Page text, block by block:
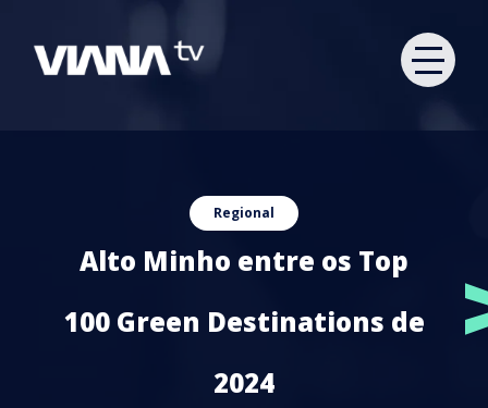
Regional
Alto Minho entre os Top
100 Green Destinations de
2024